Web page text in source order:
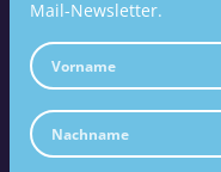
Mail-Newsletter.